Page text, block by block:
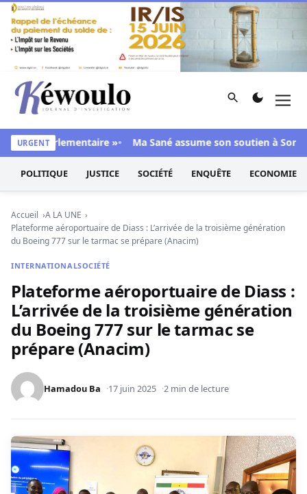
Aller au contenu
Kéwoulo, le premier site d'information et d'investigation
Rechercher
URGENT
parlementaire » Ma Sané assume son soutien à Sonko :
POLITIQUE JUSTICE SOCIÉTÉ ENQUÊTE ECONOMIE
Accueil
A LA UNE
Plateforme aéroportuaire de Diass : L’arrivée de la troisième génération
du Boeing 777 sur le tarmac se prépare (Anacim)
INTERNATIONALSOCIÉTÉ
Plateforme aéroportuaire de Diass :
L’arrivée de la troisième génération
du Boeing 777 sur le tarmac se
prépare (Anacim)
Hamadou Ba 17 juin 2025 2 min de lecture